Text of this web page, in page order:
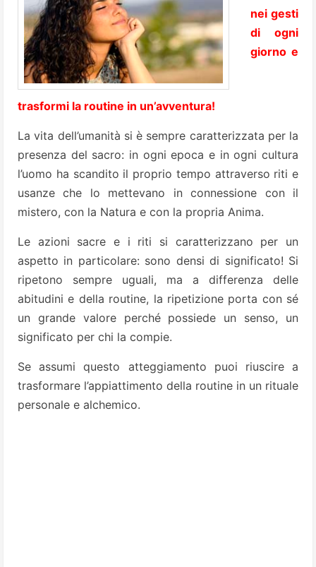
nei gesti
di ogni
giorno e
trasformi la routine in un’avventura!
La vita dell’umanità si è sempre caratterizzata per la
presenza del sacro: in ogni epoca e in ogni cultura
l’uomo ha scandito il proprio tempo attraverso riti e
usanze che lo mettevano in connessione con il
mistero, con la Natura e con la propria Anima.
Le azioni sacre e i riti si caratterizzano per un
aspetto in particolare: sono densi di significato! Si
ripetono sempre uguali, ma a differenza delle
abitudini e della routine, la ripetizione porta con sé
un grande valore perché possiede un senso, un
significato per chi la compie.
Se assumi questo atteggiamento puoi riuscire a
trasformare l’appiattimento della routine in un rituale
personale e alchemico.